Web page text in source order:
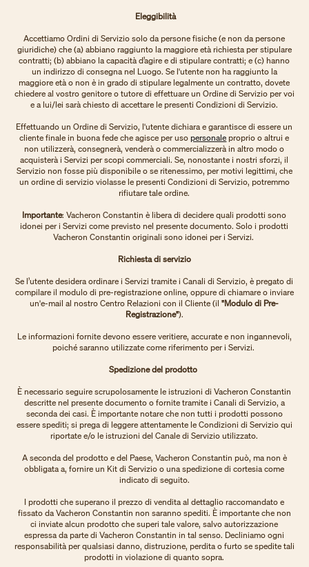
Eleggibilità
Accettiamo Ordini di Servizio solo da persone fisiche (e non da persone
giuridiche) che (a) abbiano raggiunto la maggiore età richiesta per stipulare
contratti; (b) abbiano la capacità d’agire e di stipulare contratti; e (c) hanno
un indirizzo di consegna nel Luogo. Se l'utente non ha raggiunto la
maggiore età o non è in grado di stipulare legalmente un contratto, dovete
chiedere al vostro genitore o tutore di effettuare un Ordine di Servizio per voi
e a lui/lei sarà chiesto di accettare le presenti Condizioni di Servizio.
Effettuando un Ordine di Servizio, l'utente dichiara e garantisce di essere un
cliente finale in buona fede che agisce per uso personale proprio o altrui e
non utilizzerà, consegnerà, venderà o commercializzerà in altro modo o
acquisterà i Servizi per scopi commerciali. Se, nonostante i nostri sforzi, il
Servizio non fosse più disponibile o se ritenessimo, per motivi legittimi, che
un ordine di servizio violasse le presenti Condizioni di Servizio, potremmo
rifiutare tale ordine.
Importante: Vacheron Constantin è libera di decidere quali prodotti sono
idonei per i Servizi come previsto nel presente documento. Solo i prodotti
Vacheron Constantin originali sono idonei per i Servizi.
Richiesta di servizio
Se l’utente desidera ordinare i Servizi tramite i Canali di Servizio, è pregato di
compilare il modulo di pre-registrazione online, oppure di chiamare o inviare
un'e-mail al nostro Centro Relazioni con il Cliente (il"Modulo di Pre-
Registrazione").
Le informazioni fornite devono essere veritiere, accurate e non ingannevoli,
poiché saranno utilizzate come riferimento per i Servizi.
Spedizione del prodotto
È necessario seguire scrupolosamente le istruzioni di Vacheron Constantin
descritte nel presente documento o fornite tramite i Canali di Servizio, a
seconda dei casi. È importante notare che non tutti i prodotti possono
essere spediti; si prega di leggere attentamente le Condizioni di Servizio qui
riportate e/o le istruzioni del Canale di Servizio utilizzato.
A seconda del prodotto e del Paese, Vacheron Constantin può, ma non è
obbligata a, fornire un Kit di Servizio o una spedizione di cortesia come
indicato di seguito.
I prodotti che superano il prezzo di vendita al dettaglio raccomandato e
fissato da Vacheron Constantin non saranno spediti. È importante che non
ci inviate alcun prodotto che superi tale valore, salvo autorizzazione
espressa da parte di Vacheron Constantin in tal senso. Decliniamo ogni
responsabilità per qualsiasi danno, distruzione, perdita o furto se spedite tali
prodotti in violazione di quanto sopra.